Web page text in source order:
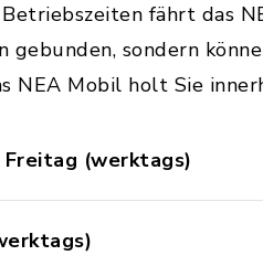
fährt das
gebunden, sondern
NEA Mobil holt Sie
(werktags)